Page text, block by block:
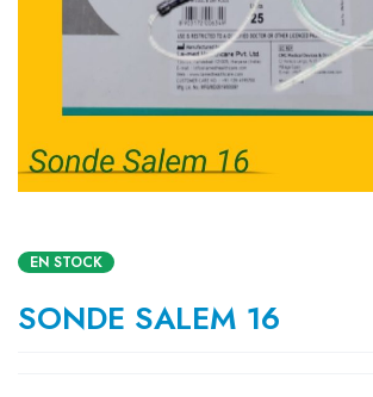
EN STOCK
SONDE SALEM 16